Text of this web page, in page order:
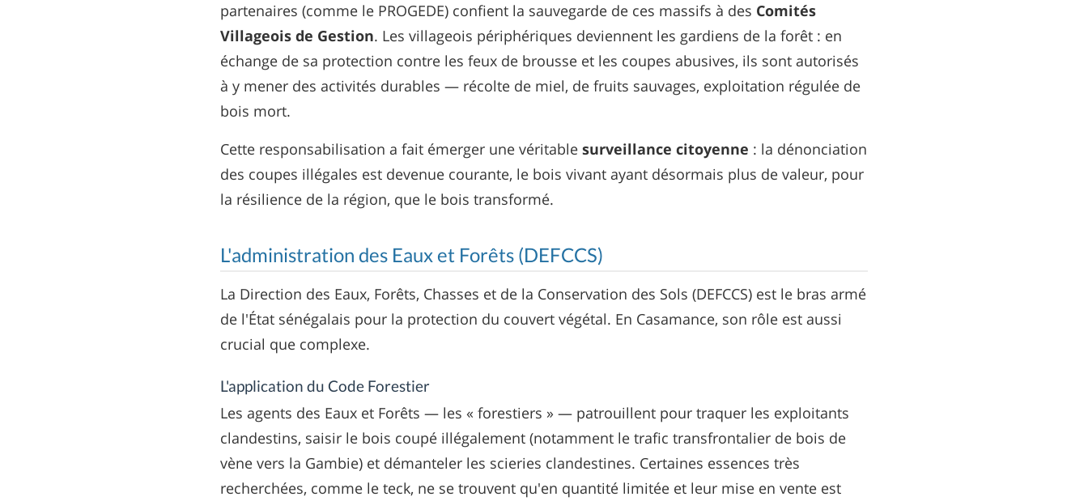
partenaires (comme le PROGEDE) confient la sauvegarde de ces massifs à des Comités
Villageois de Gestion. Les villageois périphériques deviennent les gardiens de la forêt : en
échange de sa protection contre les feux de brousse et les coupes abusives, ils sont autorisés
à y mener des activités durables — récolte de miel, de fruits sauvages, exploitation régulée de
bois mort.
Cette responsabilisation a fait émerger une véritable surveillance citoyenne : la dénonciation
des coupes illégales est devenue courante, le bois vivant ayant désormais plus de valeur, pour
la résilience de la région, que le bois transformé.
L'administration des Eaux et Forêts (DEFCCS)
La Direction des Eaux, Forêts, Chasses et de la Conservation des Sols (DEFCCS) est le bras armé
de l'État sénégalais pour la protection du couvert végétal. En Casamance, son rôle est aussi
crucial que complexe.
L'application du Code Forestier
Les agents des Eaux et Forêts — les « forestiers » — patrouillent pour traquer les exploitants
clandestins, saisir le bois coupé illégalement (notamment le trafic transfrontalier de bois de
vène vers la Gambie) et démanteler les scieries clandestines. Certaines essences très
recherchées, comme le teck, ne se trouvent qu'en quantité limitée et leur mise en vente est